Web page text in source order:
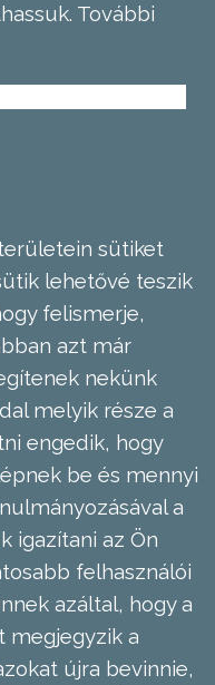
További
sütiket
lehetővé teszik
felismerje,
azt már
nekünk
melyik része a
engedik, hogy
be és mennyi
a
igazítani az Ön
felhasználói
azáltal, hogy a
megjegyzik a
újra bevinnie,